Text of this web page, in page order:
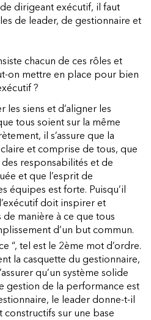
dirigeant exécutif, il faut
de leader, de gestionnaire et
chacun de ces rôles et
on mettre en place pour bien
?
siens et d’aligner les
tous soient sur la même
il s’assure que la
et comprise de tous, que
responsabilités et de
et que l’esprit de
équipes est forte. Puisqu’il
doit inspirer et
manière à ce que tous
d’un but commun.
“, tel est le 2ème mot d’ordre.
la casquette du gestionnaire,
qu’un système solide
gestion de la performance est
le leader donne-t-il
sur une base